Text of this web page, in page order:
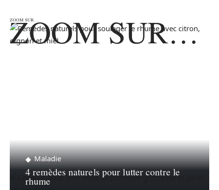
ZOOM SUR…
ZOOM SUR…
Maladie
4 remèdes naturels pour lutter contre le
rhume